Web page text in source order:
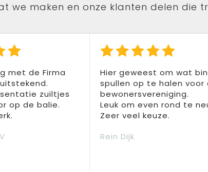
we maken en onze klanten delen die
met de Firma
zuiltjes
op de balie.
Hier geweest om wat
spullen op te halen voor
bewonersvereniging.
Leuk om even rond te
Zeer veel keuze.
Rein Dijk